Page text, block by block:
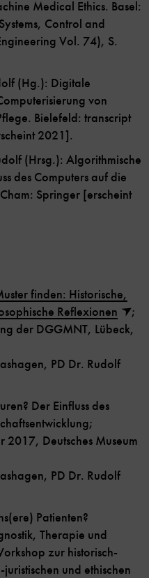
Medical Ethics. Basel:
Control and
Vol. 74), S.
(Hg.): Digitale
von
Bielefeld: transcript
2021].
(Hrsg.): Algorithmische
des Computers auf die
Springer [erscheint
finden: Historische,
Reflexionen
;
der DGGMNT, Lübeck,
PD Dr. Rudolf
Der Einfluss des
Deutsches Museum
PD Dr. Rudolf
Patienten?
Therapie und
zur historisch-
und ethischen